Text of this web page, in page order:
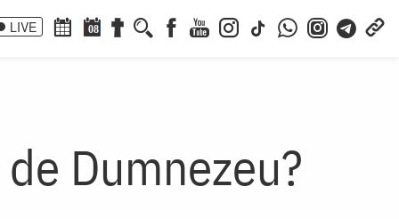
LIVE 08
Dumnezeu?